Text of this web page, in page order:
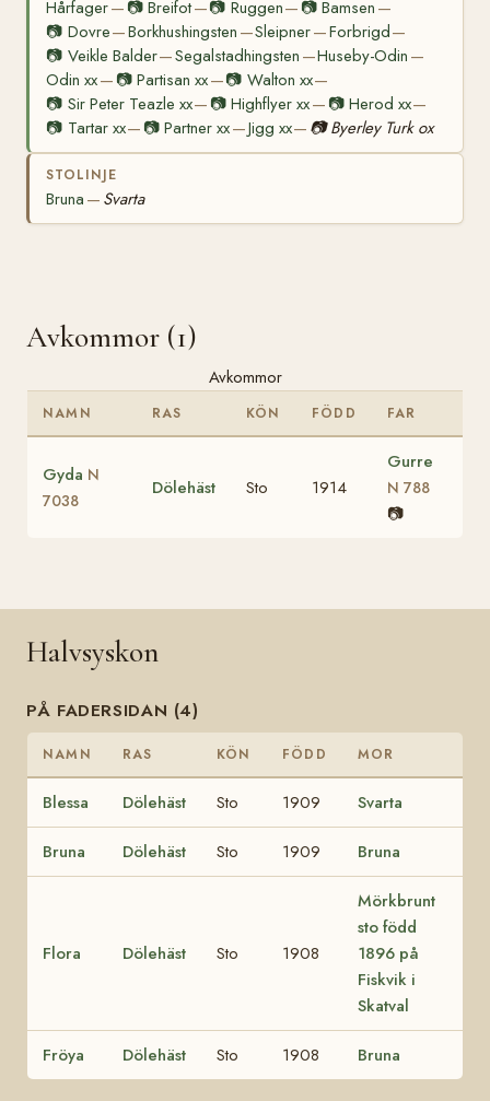
Hårfager— 📷Breifot—📷 Ruggen— 📷Bamsen —
📷 Dovre—Borkhushingsten —Sleipner—Forbrigd—
📷 Veikle Balder—Segalstadhingsten —Huseby-Odin —
Odin xx— 📷Partisan xx—📷 Walton xx—
📷 Sir Peter Teazle xx— 📷Highflyer xx— 📷 Herod xx—
📷 Tartar xx— 📷Partner xx—Jigg xx— 📷 Byerley Turk ox
STOLINJE
Bruna — Svarta
Avkommor (1)
Avkommor
NAMN RAS KÖN FÖDD FAR
Gyda N
7038
Dölehäst Sto 1914
Gurre
N 788
📷
Halvsyskon
PÅ FADERSIDAN (4)
NAMN RAS KÖN FÖDD MOR
Blessa Dölehäst Sto 1909 Svarta
Bruna Dölehäst Sto 1909 Bruna
Flora Dölehäst Sto 1908
Mörkbrunt
sto född
1896 på
Fiskvik i
Skatval
Fröya Dölehäst Sto 1908 Bruna